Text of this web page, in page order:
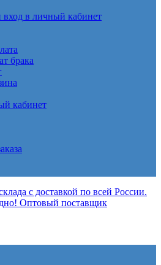
вход в личный кабинет
брака
кабинет